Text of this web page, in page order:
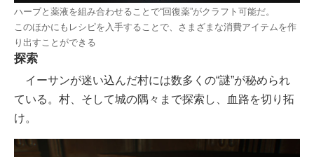
ハーブと薬液を組み合わせることで“回復薬”がクラフト可能だ。
このほかにもレシピを入手することで、さまざまな消費アイテムを作
り出すことができる
探索
イーサンが迷い込んだ村には数多くの“謎”が秘められ
ている。村、そして城の隅々まで探索し、血路を切り拓
け。